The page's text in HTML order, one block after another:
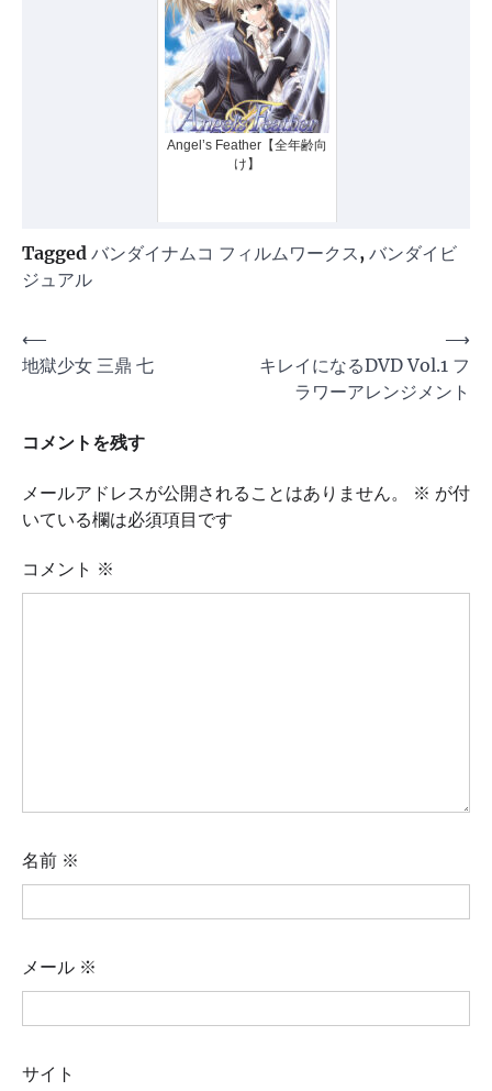
Angel’s Feather【全年齢向
け】
Tagged バンダイナムコ フィルムワークス, バンダイビ
ジュアル
投
稿
ビ
ゲ
ー
ョ
⟵
地獄少女 三鼎 七
キレイになるDVD Vol.1 フ
ラワーアレンジメント
⟶
コメントを残す
メールアドレスが公開されることはありません。 ※ が付
いている欄は必須項目です
コメント ※
名前 ※
メール ※
サイト